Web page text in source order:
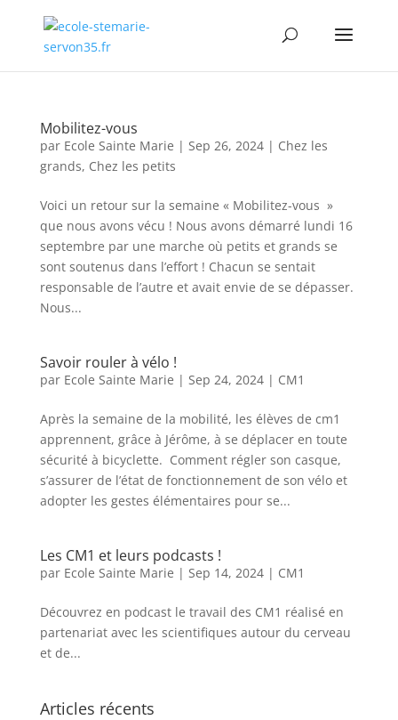
Mobilitez-vous
par Ecole Sainte Marie | Sep 26, 2024| Chez les
grands, Chez les petits
Voici un retour sur la semaine « Mobilitez-vous »
que nous avons vécu ! Nous avons démarré lundi 16
septembre par une marche où petits et grands se
sont soutenus dans l’effort ! Chacun se sentait
responsable de l’autre et avait envie de se dépasser.
Nous...
Savoir rouler à vélo !
par Ecole Sainte Marie | Sep 24, 2024| CM1
Après la semaine de la mobilité, les élèves de cm1
apprennent, grâce à Jérôme, à se déplacer en toute
sécurité à bicyclette. Comment régler son casque,
s’assurer de l’état de fonctionnement de son vélo et
adopter les gestes élémentaires pour se...
Les CM1 et leurs podcasts !
par Ecole Sainte Marie | Sep 14, 2024| CM1
Découvrez en podcast le travail des CM1 réalisé en
partenariat avec les scientifiques autour du cerveau
et de...
Articles récents